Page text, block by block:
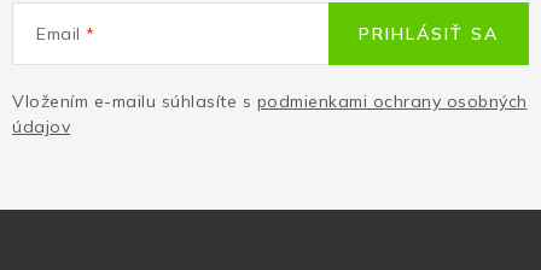
Email
Vložením e-mailu súhlasíte s podmienkami ochrany osobných
údajov
PRIHLÁSIŤ SA